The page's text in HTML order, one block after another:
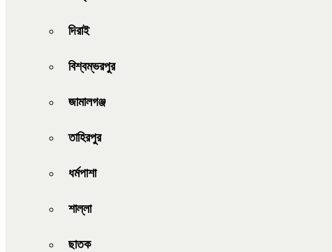
দিরাই
বিশ্বম্ভরপুর
জামালগঞ্জ
তাহিরপুর
ধর্মপাশা
শাল্লা
ছাতক